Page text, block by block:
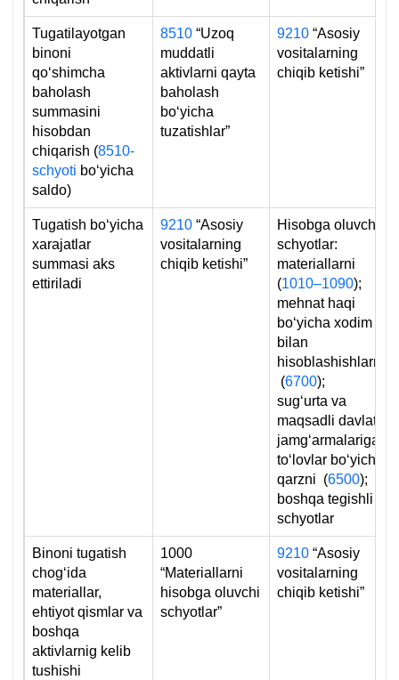
Tugatilayotgan
binoni
qoʻshimcha
baholash
summasini
hisobdan
chiqarish (8510-
schyoti boʻyicha
saldo)
8510 “Uzoq
muddatli
aktivlarni qayta
baholash
boʻyicha
tuzatishlar”
9210 “Asosiy
vositalarning
chiqib ketishi”
Tugatish boʻyicha
хarajatlar
summasi aks
ettiriladi
9210 “Asosiy
vositalarning
chiqib ketishi”
Hisobga oluvchi
schyotlar:
materiallarni
(1010–1090);
mehnat haqi
boʻyicha хodim
bilan
hisoblashishlarni
(6700);
sugʻurta va
maqsadli davlat
jamgʻarmalariga
toʻlovlar boʻyicha
qarzni (6500);
boshqa tegishli
schyotlar
Binoni tugatish
chogʻida
materiallar,
ehtiyot qismlar va
boshqa
aktivlarnig kelib
tushishi
1000
“Materiallarni
hisobga oluvchi
schyotlar”
9210 “Asosiy
vositalarning
chiqib ketishi”